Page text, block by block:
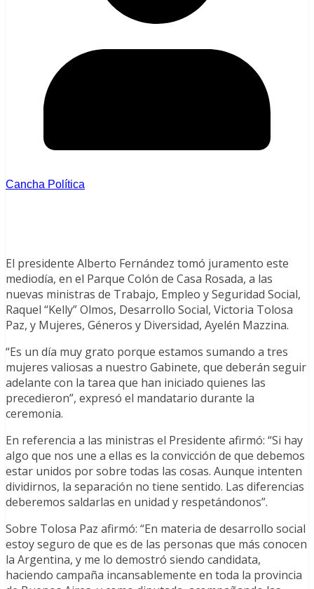
Cancha Política
El presidente Alberto Fernández tomó juramento este
mediodía, en el Parque Colón de Casa Rosada, a las
nuevas ministras de Trabajo, Empleo y Seguridad Social,
Raquel “Kelly” Olmos, Desarrollo Social, Victoria Tolosa
Paz, y Mujeres, Géneros y Diversidad, Ayelén Mazzina.
“Es un día muy grato porque estamos sumando a tres
mujeres valiosas a nuestro Gabinete, que deberán seguir
adelante con la tarea que han iniciado quienes las
precedieron”, expresó el mandatario durante la
ceremonia.
En referencia a las ministras el Presidente afirmó: “Si hay
algo que nos une a ellas es la convicción de que debemos
estar unidos por sobre todas las cosas. Aunque intenten
dividirnos, la separación no tiene sentido. Las diferencias
deberemos saldarlas en unidad y respetándonos”.
Sobre Tolosa Paz afirmó: “En materia de desarrollo social
estoy seguro de que es de las personas que más conocen
la Argentina, y me lo demostró siendo candidata,
haciendo campaña incansablemente en toda la provincia